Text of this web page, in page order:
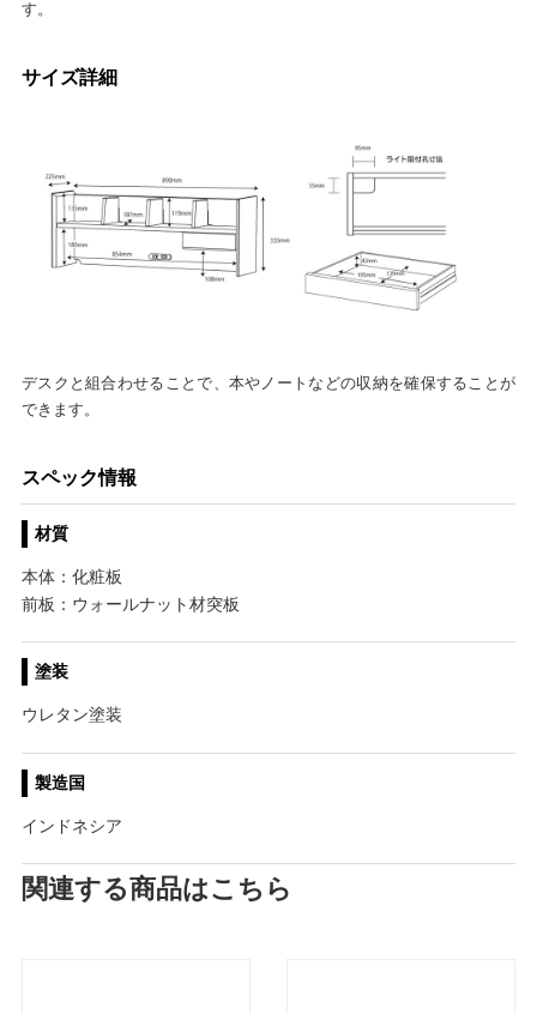
す。
サイズ詳細
デスクと組合わせることで、本やノートなどの収納を確保することが
できます。
スペック情報
材質
本体：化粧板
前板：ウォールナット材突板
塗装
ウレタン塗装
製造国
インドネシア
関連する商品はこちら